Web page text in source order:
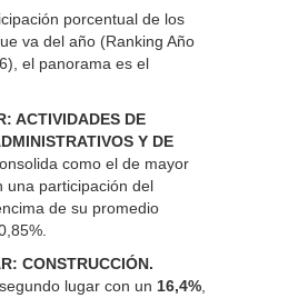
porcentual de los
va del año (Ranking Año
el panorama es el
ACTIVIDADES DE
Y DE
como el de mayor
una participación del
de su promedio
CONSTRUCCIÓN.
lugar con un 16,4%